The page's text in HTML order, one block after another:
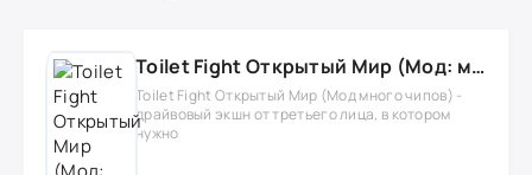
Toilet Fight Открытый Мир (Мод: много чипов, денег, все открыто, бессмертие, урон, 50+ читов)
Toilet Fight Открытый Мир (Мод много чипов) -
драйвовый экшн от третьего лица, в котором
нужно